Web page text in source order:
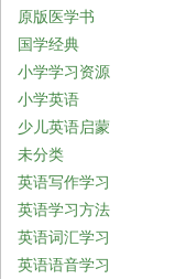
原版医学书
国学经典
小学学习资源
小学英语
少儿英语启蒙
未分类
英语写作学习
英语学习方法
英语词汇学习
英语语音学习